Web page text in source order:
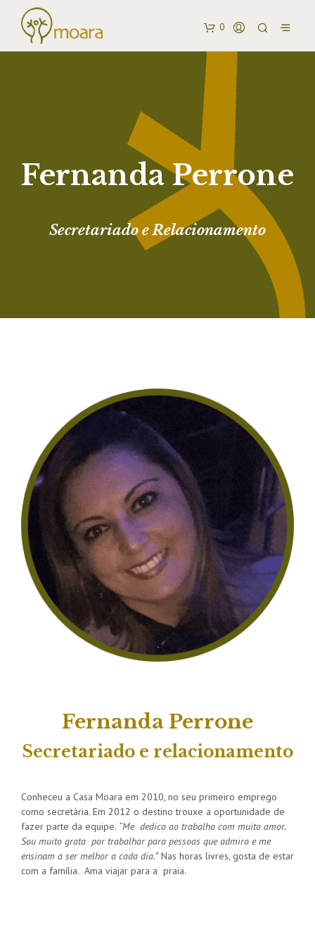
0
Fernanda Perrone
Secretariado e Relacionamento
Fernanda Perrone
Secretariado e relacionamento
Conheceu a Casa Moara em 2010, no seu primeiro emprego
como secretária. Em 2012 o destino trouxe a oportunidade de
fazer parte da equipe. “Me dedico ao trabalho com muito amor.
Sou muito grata por trabalhar para pessoas que admiro e me
ensinam a ser melhor a cada dia.” Nas horas livres, gosta de estar
com a família. Ama viajar para a praia.